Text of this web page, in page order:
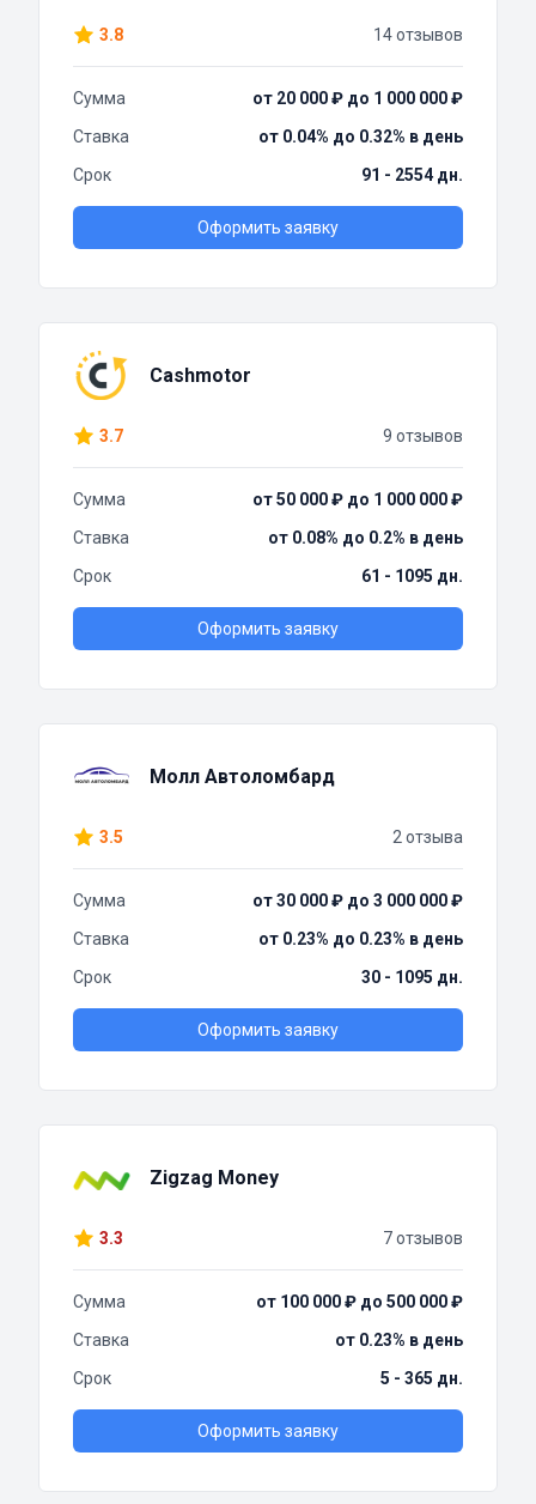
3.8 14 отзывов
Сумма
от 20 000 ₽ до 1 000 000 ₽
Ставка
от 0.04% до 0.32% в день
Срок
91 - 2554 дн.
Оформить заявку
Cashmotor
3.7 9 отзывов
Сумма
от 50 000 ₽ до 1 000 000 ₽
Ставка
от 0.08% до 0.2% в день
Срок
61 - 1095 дн.
Оформить заявку
Молл Автоломбард
3.5 2 отзыва
Сумма
от 30 000 ₽ до 3 000 000 ₽
Ставка
от 0.23% до 0.23% в день
Срок
30 - 1095 дн.
Оформить заявку
Zigzag Money
3.3 7 отзывов
Сумма
от 100 000 ₽ до 500 000 ₽
Ставка
от 0.23% в день
Срок
5 - 365 дн.
Оформить заявку